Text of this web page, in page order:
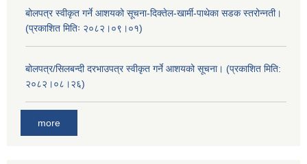
बोलपत्र स्वीकृत गर्ने आशयको सूचना-दिक्तेल-खार्मी-पाथेका सडक स्तरोन्नती।
(प्रकाशित मितिः २०८२।०९।०१)
बोलपत्र/सिलबन्दी दरभाउपत्र स्वीकृत गर्ने आशयको सूचना। (प्रकाशित मिति:
२०८२।०८।२६)
more